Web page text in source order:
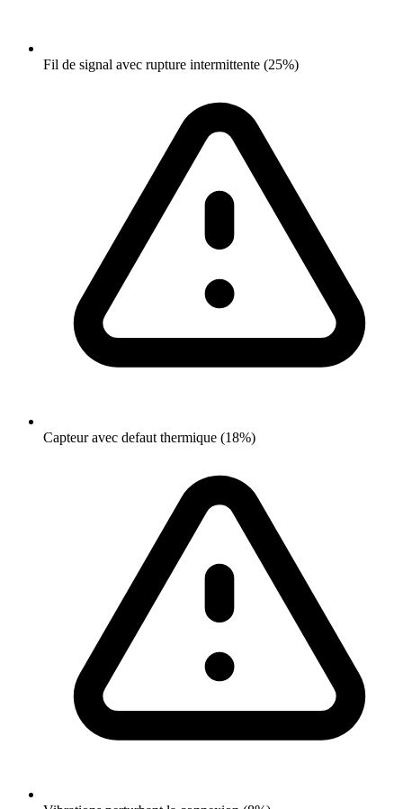
Fil de signal avec rupture intermittente (25%)
Capteur avec defaut thermique (18%)